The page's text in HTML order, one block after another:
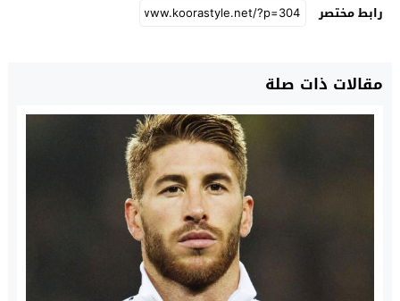
رابط مختصر
مقالات ذات صلة